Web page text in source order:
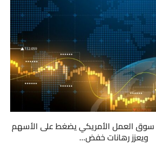
العمل الأمريكي يضغط على الأسهم
ويعزز رهانات خفض...